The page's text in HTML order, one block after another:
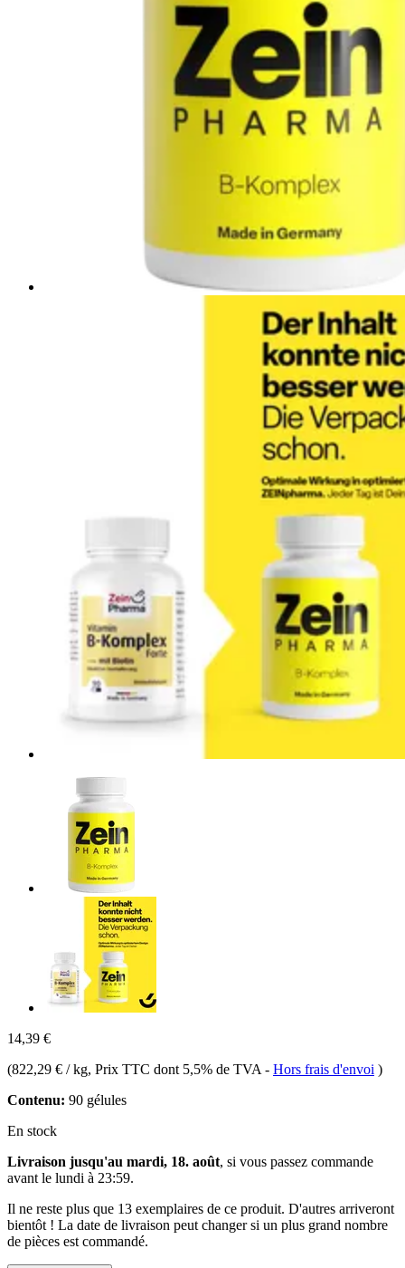
14,39 €
(822,29 € / kg, Prix TTC dont 5,5% de TVA - Hors frais d'envoi )
Contenu: 90 gélules
En stock
Livraison jusqu'au mardi, 18. août, si vous passez commande
avant le lundi à 23:59.
Il ne reste plus que 13 exemplaires de ce produit. D'autres arriveront
bientôt ! La date de livraison peut changer si un plus grand nombre
de pièces est commandé.